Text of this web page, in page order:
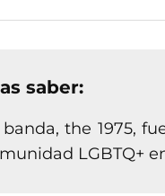
saber:
the 1975,
LGBTQ+